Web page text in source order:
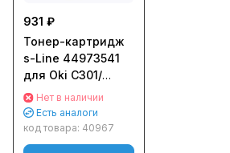
931 ₽
Тонер-картридж
s-Line 44973541
для Oki C301/
C321/ MC342
(1500стр.) Желтый
(Yellow)
Нет в наличии
Есть аналоги
код товара: 40967